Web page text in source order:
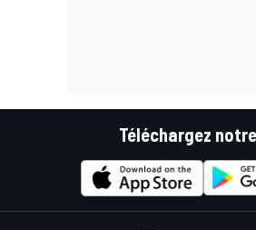
Téléchargez